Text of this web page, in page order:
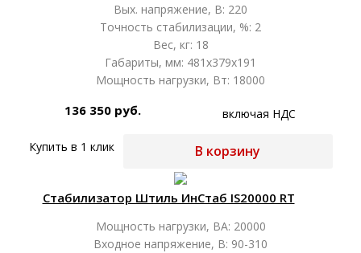
Вых. напряжение, В: 220
Точность стабилизации, %: 2
Вес, кг: 18
Габариты, мм: 481х379х191
Мощность нагрузки, Вт: 18000
136 350 руб. включая НДС
Купить в 1 клик В корзину
Стабилизатор Штиль ИнСтаб IS20000 RT
Мощность нагрузки, ВА: 20000
Входное напряжение, В: 90-310